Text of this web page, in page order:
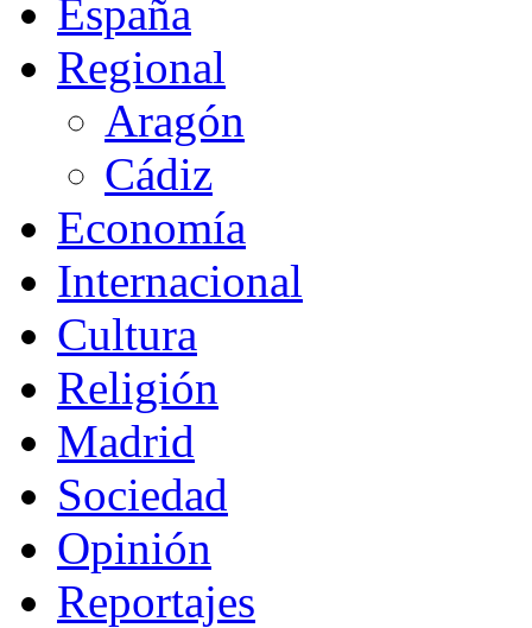
España
Regional
Aragón
Cádiz
Economía
Internacional
Cultura
Religión
Madrid
Sociedad
Opinión
Reportajes